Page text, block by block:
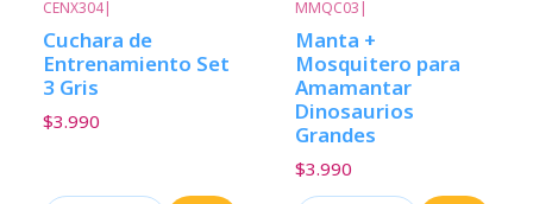
CENX304|
Cuchara de
Entrenamiento Set
3 Gris
$3.990
MMQC03 |
Manta +
Mosquitero para
Amamantar
Dinosaurios
Grandes
$3.990